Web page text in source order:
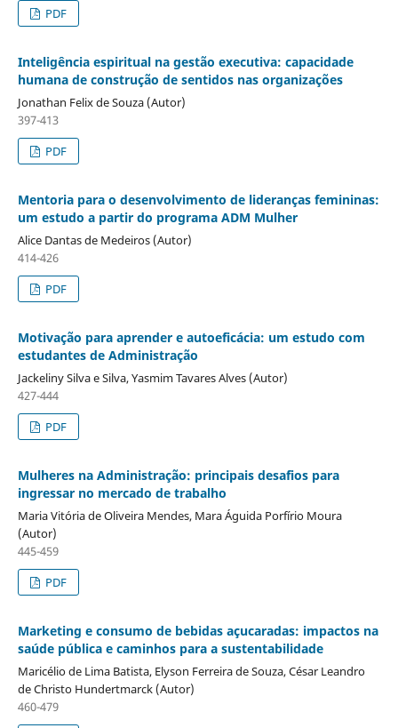
PDF
Inteligência espiritual na gestão executiva: capacidade
humana de construção de sentidos nas organizações
Jonathan Felix de Souza (Autor)
397-413
PDF
Mentoria para o desenvolvimento de lideranças femininas:
um estudo a partir do programa ADM Mulher
Alice Dantas de Medeiros (Autor)
414-426
PDF
Motivação para aprender e autoeficácia: um estudo com
estudantes de Administração
Jackeliny Silva e Silva, Yasmim Tavares Alves (Autor)
427-444
PDF
Mulheres na Administração: principais desafios para
ingressar no mercado de trabalho
Maria Vitória de Oliveira Mendes, Mara Águida Porfírio Moura
(Autor)
445-459
PDF
Marketing e consumo de bebidas açucaradas: impactos na
saúde pública e caminhos para a sustentabilidade
Maricélio de Lima Batista, Elyson Ferreira de Souza, César Leandro
de Christo Hundertmarck (Autor)
460-479